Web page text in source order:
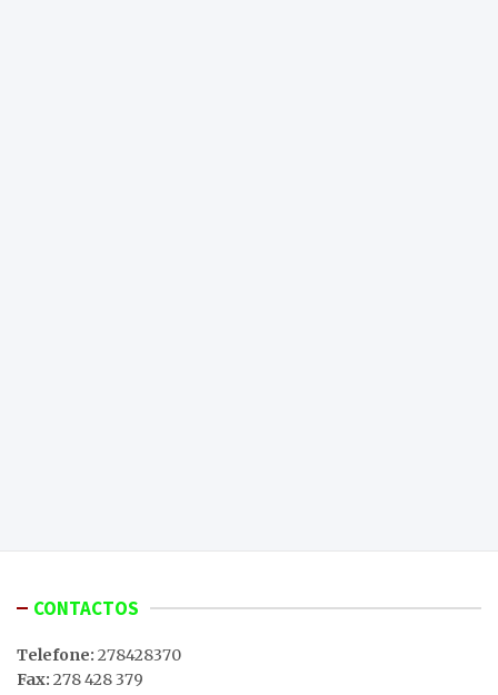
CONTACTOS
Telefone: 278428370
Fax: 278 428 379